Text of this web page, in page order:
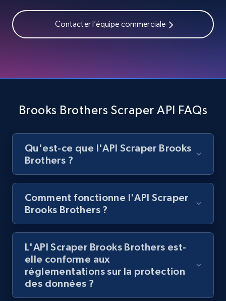
products using specified keywords
URL, Product id, Title, Images, Final price,
Currency, Discount, Initial price, and more.
1.1K+ 149+ Essai gratuit
Lazada - Products
URL, Title, Rating, Reviews, Initial price, Final
price, Currency, Stock, and more.
Contacter l’équipe commerciale
Brooks Brothers Scraper API FAQs
Qu'est-ce que l'API Scraper Brooks
Brothers ?
Comment fonctionne l'API Scraper
Brooks Brothers ?
L'API Scraper Brooks Brothers est-
elle conforme aux
réglementations sur la protection
des données ?